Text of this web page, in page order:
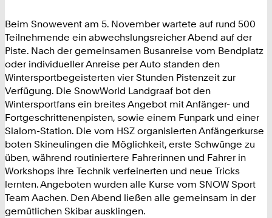
Beim Snowevent am 5. November wartete auf rund 500
Teilnehmende ein abwechslungsreicher Abend auf der
Piste. Nach der gemeinsamen Busanreise vom Bendplatz
oder individueller Anreise per Auto standen den
Wintersportbegeisterten vier Stunden Pistenzeit zur
Verfügung. Die SnowWorld Landgraaf bot den
Wintersportfans ein breites Angebot mit Anfänger- und
Fortgeschrittenenpisten, sowie einem Funpark und einer
Slalom-Station. Die vom HSZ organisierten Anfängerkurse
boten Skineulingen die Möglichkeit, erste Schwünge zu
üben, während routiniertere Fahrerinnen und Fahrer in
Workshops ihre Technik verfeinerten und neue Tricks
lernten. Angeboten wurden alle Kurse vom SNOW Sport
Team Aachen. Den Abend ließen alle gemeinsam in der
gemütlichen Skibar ausklingen.